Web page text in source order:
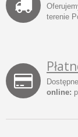
terenie
online: